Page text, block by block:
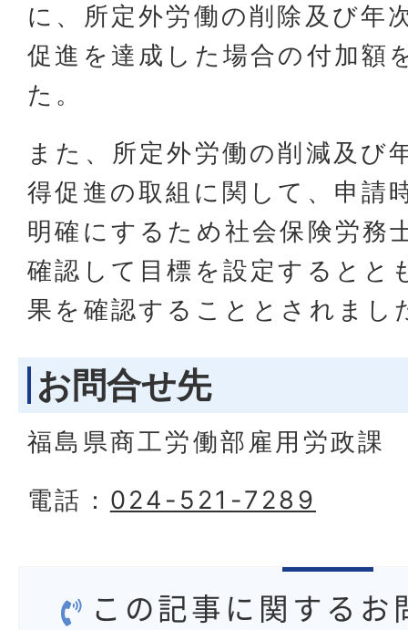
に、所定外労働の削除及び年
促進を達成した場合の付加額
た。
また、所定外労働の削減及び
得促進の取組に関して、申請
明確にするため社会保険労務
確認して目標を設定するとと
果を確認することとされまし
お問合せ先
福島県商工労働部雇用労政課
電話： 024-521-7289
この記事に関するお